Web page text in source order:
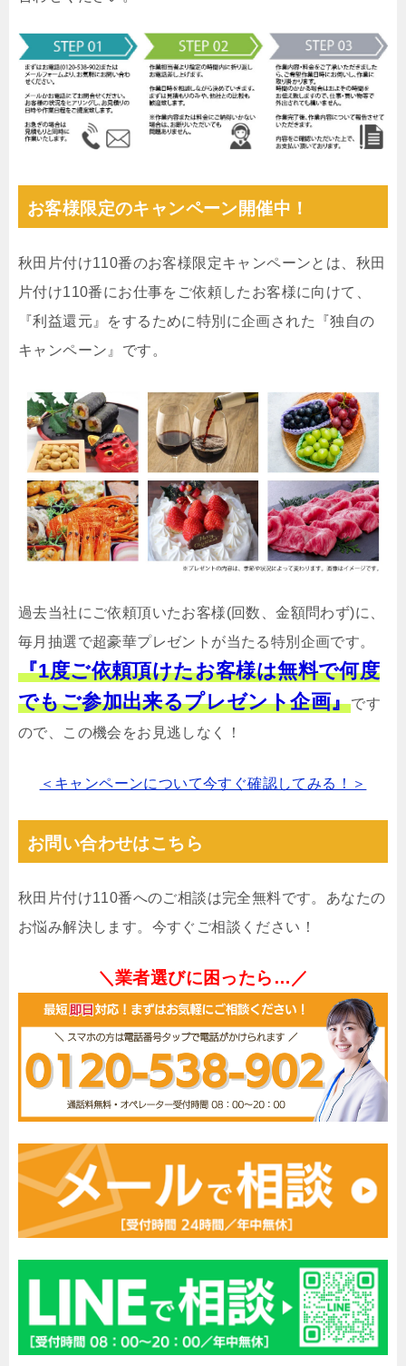
お客様限定のキャンペーン開催中！
秋田片付け110番のお客様限定キャンペーンとは、秋田
片付け110番にお仕事をご依頼したお客様に向けて、
『利益還元』をするために特別に企画された『独自の
キャンペーン』です。
過去当社にご依頼頂いたお客様(回数、金額問わず)に、
毎月抽選で超豪華プレゼントが当たる特別企画です。
『1度ご依頼頂けたお客様は無料で何度
でもご参加出来るプレゼント企画』です
ので、この機会をお見逃しなく！
＜キャンペーンについて今すぐ確認してみる！＞
お問い合わせはこちら
秋田片付け110番へのご相談は完全無料です。あなたの
お悩み解決します。今すぐご相談ください！
＼業者選びに困ったら…／